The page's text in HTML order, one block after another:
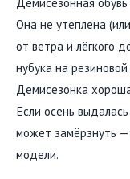
Она не утеплена
от ветра и лёгкого
нубука на
Демисезонка
Если осень
может замёрзнуть
модели.